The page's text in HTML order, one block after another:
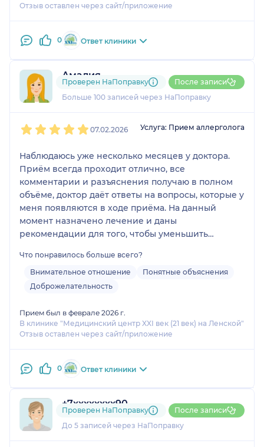
Отзыв оставлен через сайт/приложение
0 Ответ клиники
Амалия
29 отзывов и1 оценка
Больше 100 записей через НаПоправку
Проверен НаПоправку После записи
07.02.2026 Услуга: Прием аллерголога
Наблюдаюсь уже несколько месяцев у доктора.
Приём всегда проходит отлично, все
комментарии и разъяснения получаю в полном
объёме, доктор даёт ответы на вопросы, которые у
меня появляются в ходе приёма. На данный
момент назначено лечение и даны
рекомендации для того, чтобы уменьшить
Что понравилось больше всего?
Внимательное отношение
Понятные объяснения
Доброжелательность
Прием был в феврале 2026 г.
В клинике "Медицинский центр XXI век (21 век) на Ленской"
Отзыв оставлен через сайт/приложение
0 Ответ клиники
+7xxxxxxxx90
1 отзыв
До 5 записей через НаПоправку
Проверен НаПоправку После записи